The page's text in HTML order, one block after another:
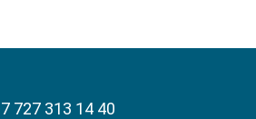
727 313 14 40